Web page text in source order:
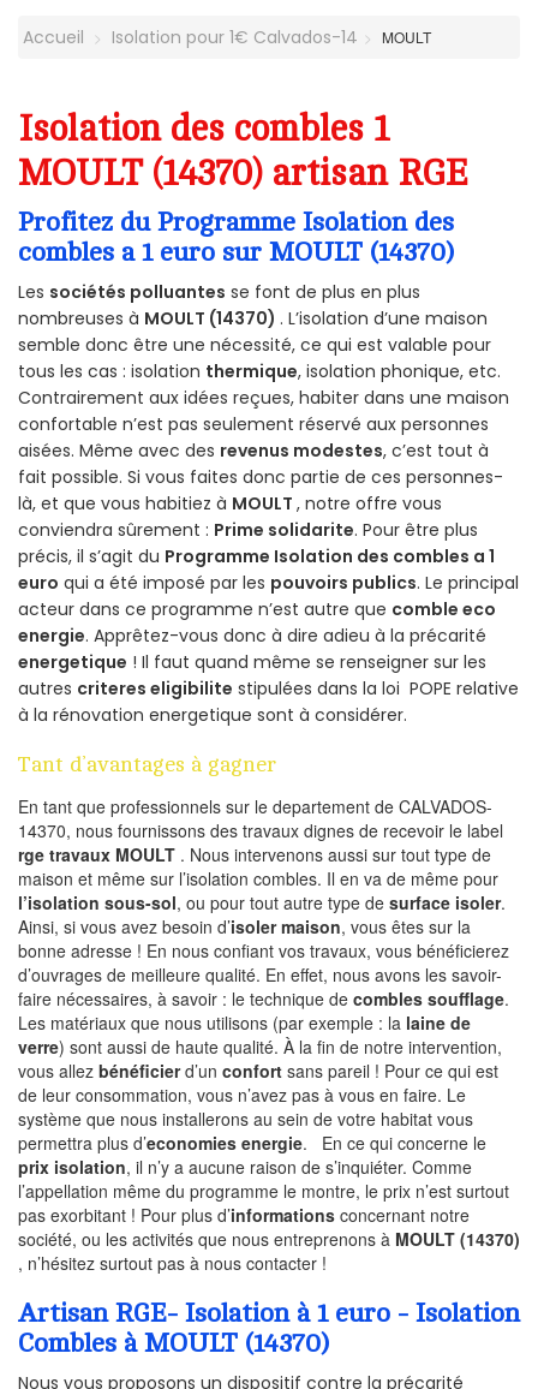
Accueil Isolation pour 1€ Calvados-14 MOULT
Isolation des combles 1
MOULT (14370) artisan RGE
Profitez du Programme Isolation des
combles a 1 euro sur MOULT (14370)
Les sociétés polluantes se font de plus en plus
nombreuses à MOULT (14370) . L’isolation d’une maison
semble donc être une nécessité, ce qui est valable pour
tous les cas : isolation thermique, isolation phonique, etc.
Contrairement aux idées reçues, habiter dans une maison
confortable n’est pas seulement réservé aux personnes
aisées. Même avec des revenus modestes, c’est tout à
fait possible. Si vous faites donc partie de ces personnes-
là, et que vous habitiez à MOULT , notre offre vous
conviendra sûrement : Prime solidarite. Pour être plus
précis, il s’agit du Programme Isolation des combles a 1
euro qui a été imposé par les pouvoirs publics. Le principal
acteur dans ce programme n’est autre que comble eco
energie. Apprêtez-vous donc à dire adieu à la précarité
energetique ! Il faut quand même se renseigner sur les
autres criteres eligibilite stipulées dans la loi POPE relative
à la rénovation energetique sont à considérer.
Tant d’avantages à gagner
En tant que professionnels sur le departement de CALVADOS-
14370, nous fournissons des travaux dignes de recevoir le label
rge travaux MOULT . Nous intervenons aussi sur tout type de
maison et même sur l’isolation combles. Il en va de même pour
l’isolation sous-sol, ou pour tout autre type de surface isoler.
Ainsi, si vous avez besoin d’isoler maison, vous êtes sur la
bonne adresse ! En nous confiant vos travaux, vous bénéficierez
d’ouvrages de meilleure qualité. En effet, nous avons les savoir-
faire nécessaires, à savoir : le technique de combles soufflage.
Les matériaux que nous utilisons (par exemple : la laine de
verre) sont aussi de haute qualité. À la fin de notre intervention,
vous allez bénéficierd’un confort sans pareil ! Pour ce qui est
de leur consommation, vous n’avez pas à vous en faire. Le
système que nous installerons au sein de votre habitat vous
permettra plus d’economies energie. En ce qui concerne le
prix isolation, il n’y a aucune raison de s’inquiéter. Comme
l’appellation même du programme le montre, le prix n’est surtout
pas exorbitant ! Pour plus d’informations concernant notre
société, ou les activités que nous entreprenons à MOULT (14370)
, n’hésitez surtout pas à nous contacter !
Artisan RGE- Isolation à 1 euro - Isolation
Combles à MOULT (14370)
Nous vous proposons un dispositif contre la précarité